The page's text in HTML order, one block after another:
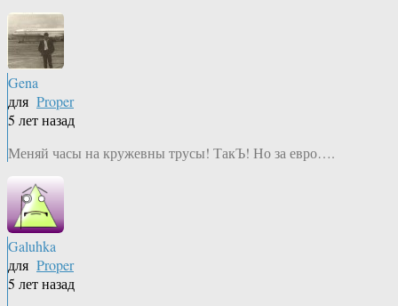
Gena
для Proper
5 лет назад
Меняй часы на кружевны трусы! ТакЪ! Но за евро….
Galuhka
для Proper
5 лет назад